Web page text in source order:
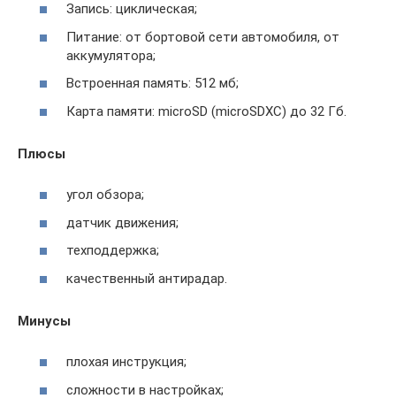
Запись: циклическая;
Питание: от бортовой сети автомобиля, от
аккумулятора;
Встроенная память: 512 мб;
Карта памяти: microSD (microSDXC) до 32 Гб.
Плюсы
угол обзора;
датчик движения;
техподдержка;
качественный антирадар.
Минусы
плохая инструкция;
сложности в настройках;